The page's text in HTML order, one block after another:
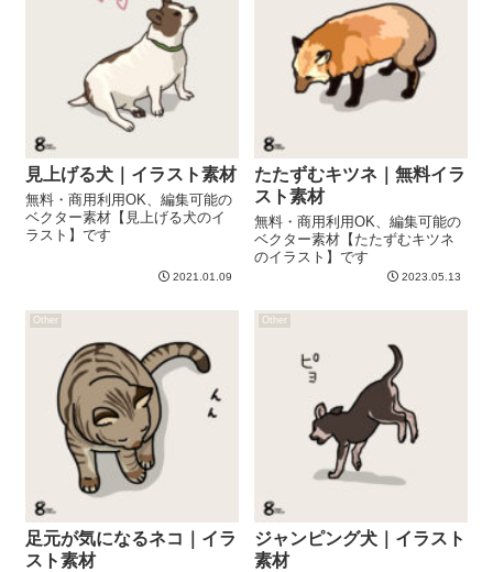
見上げる犬｜イラスト素材
無料・商用利用OK、編集可能の
ベクター素材【見上げる犬のイ
ラスト】です
2021.01.09
たたずむキツネ｜無料イラ
スト素材
無料・商用利用OK、編集可能の
ベクター素材【たたずむキツネ
のイラスト】です
2023.05.13
Other
足元が気になるネコ｜イラ
スト素材
Other
ジャンピング犬｜イラスト
素材